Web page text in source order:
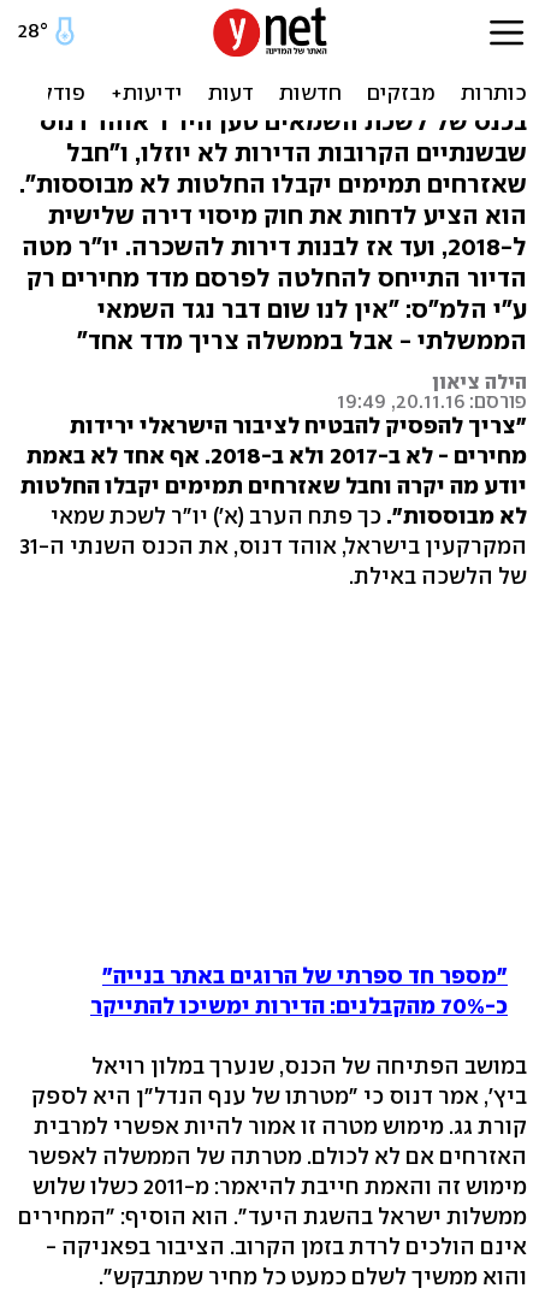
"צריך להפסיק להבטיח
ירידות במחירי הדיור"
בכנס של לשכת השמאים טען היו"ר אוהד דנוס
שבשנתיים הקרובות הדירות לא יוזלו, ו"חבל
שאזרחים תמימים יקבלו החלטות לא מבוססות".
הוא הציע לדחות את חוק מיסוי דירה שלישית
ל-2018, ועד אז לבנות דירות להשכרה. יו"ר מטה
הדיור התייחס להחלטה לפרסם מדד מחירים רק
ע"י הלמ"ס: "אין לנו שום דבר נגד השמאי
הממשלתי - אבל בממשלה צריך מדד אחד"
הילה ציאון
פורסם: 20.11.16, 19:49
"צריך להפסיק להבטיח לציבור הישראלי ירידות
מחירים - לא ב-2017 ולא ב-2018. אף אחד לא באמת
יודע מה יקרה וחבל שאזרחים תמימים יקבלו החלטות
לא מבוססות". כך פתח הערב (א') יו"ר לשכת שמאי
המקרקעין בישראל, אוהד דנוס, את הכנס השנתי ה-31
של הלשכה באילת.
"מספר חד ספרתי של הרוגים באתר בנייה"
כ-70% מהקבלנים: הדירות ימשיכו להתייקר
במושב הפתיחה של הכנס, שנערך במלון רויאל
ביץ', אמר דנוס כי "מטרתו של ענף הנדל"ן היא לספק
קורת גג. מימוש מטרה זו אמור להיות אפשרי למרבית
האזרחים אם לא לכולם. מטרתה של הממשלה לאפשר
מימוש זה והאמת חייבת להיאמר: מ-2011 כשלו שלוש
ממשלות ישראל בהשגת היעד". הוא הוסיף: "המחירים
אינם הולכים לרדת בזמן הקרוב. הציבור בפאניקה -
והוא ממשיך לשלם כמעט כל מחיר שמתבקש".